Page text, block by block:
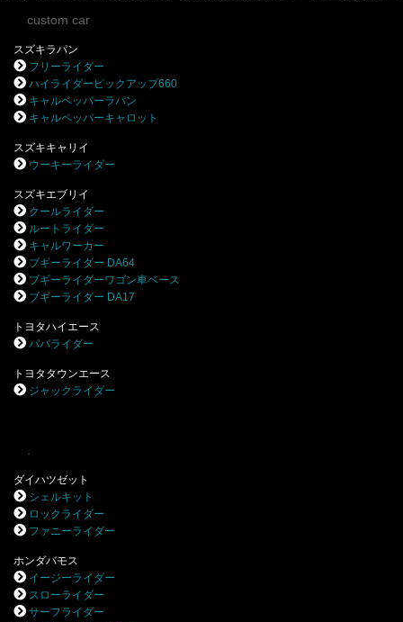
custom car
スズキラパン
フリーライダー
ハイライダーピックアップ660
キャルペッパーラパン
キャルペッパーキャロット
スズキキャリイ
ウーキーライダー
スズキエブリイ
クールライダー
ルートライダー
キャルワーカー
ブギーライダー DA64
ブギーライダーワゴン車ベース
ブギーライダー DA17
トヨタハイエース
パパライダー
トヨタタウンエース
ジャックライダー
ダイハツゼット
シェルキット
ロックライダー
ファニーライダー
ホンダバモス
イージーライダー
スローライダー
サーフライダー